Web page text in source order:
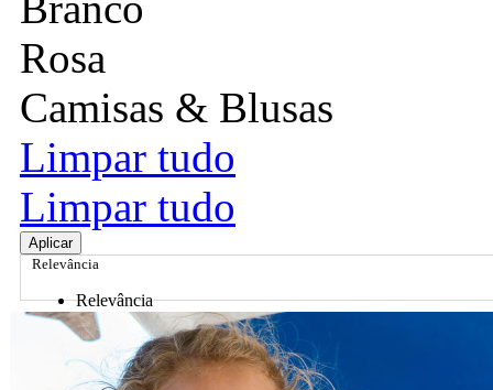
Rosa
Camisas & Blusas
Limpar tudo
Limpar tudo
Aplicar
Relevância
Relevância
Preço Crescente
Preço Decrescente
Nome do Produto A - Z
Nome do Produto Z - A